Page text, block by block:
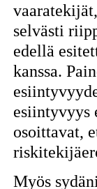
selvästi
edellä
kanssa.
esiintyvyys
osoittavat,
Myös